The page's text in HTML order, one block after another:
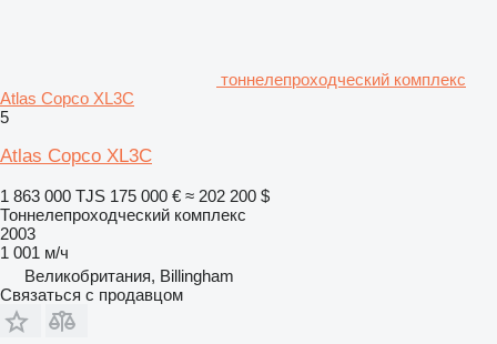
тоннелепроходческий комплекс
Atlas Copco XL3C
5
Atlas Copco XL3C
1 863 000 TJS 175 000 € ≈ 202 200 $
Тоннелепроходческий комплекс
2003
1 001 м/ч
Великобритания, Billingham
Связаться с продавцом